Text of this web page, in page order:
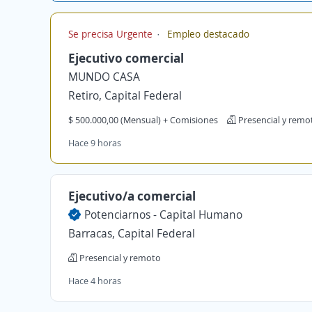
Se precisa Urgente Empleo destacado
Ejecutivo comercial
MUNDO CASA
Retiro, Capital Federal
$ 500.000,00 (Mensual) + Comisiones
Presencial y
Hace 9 horas
Ejecutivo/a comercial
Potenciarnos - Capital Humano
Barracas, Capital Federal
Presencial y remoto
Hace 4 horas